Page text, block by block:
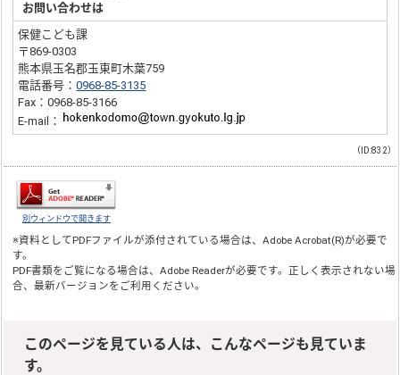
お問い合わせは
保健こども課
〒869-0303
熊本県玉名郡玉東町木葉759
電話番号：0968-85-3135
Fax：0968-85-3166
E-mail：
（ID:832）
別ウィンドウで開きます
※資料としてPDFファイルが添付されている場合は、Adobe Acrobat(R)が必要で
す。
PDF書類をご覧になる場合は、Adobe Readerが必要です。正しく表示されない場
合、最新バージョンをご利用ください。
このページを見ている人は、こんなページも見ていま
す。